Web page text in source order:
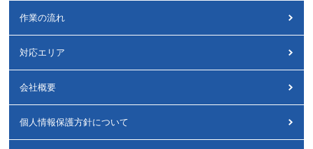
作業の流れ
対応エリア
会社概要
個人情報保護方針について